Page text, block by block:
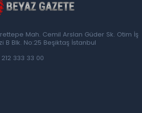
Mah. Cemil Arslan Güder Sk. Otim İş
B Blk. No:25 Beşiktaş İstanbul
333 33 00